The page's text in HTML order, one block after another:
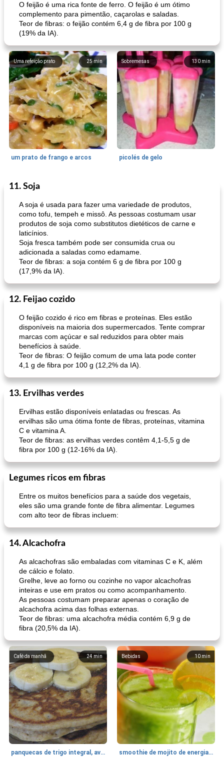
O feijão é uma rica fonte de ferro. O feijão é um ótimo
complemento para pimentão, caçarolas e saladas.
Teor de fibras: o feijão contém 6,4 g de fibra por 100 g
(19% da IA).
25min
Uma refeição prato
um prato de frango e arcos
130 min
Sobremesas
picolés de gelo
Marcas de Confiança: Receitas e
pimentas recheadas de estilo italiano mandelbread
11. Soja
A soja é usada para fazer uma variedade de produtos,
como tofu, tempeh e missô. As pessoas costumam usar
produtos de soja como substitutos dietéticos de carne e
laticínios.
Soja fresca também pode ser consumida crua ou
adicionada a saladas como edamame.
Teor de fibras: a soja contém 6 g de fibra por 100 g
(17,9% da IA).
12. Feijao cozido
O feijão cozido é rico em fibras e proteínas. Eles estão
disponíveis na maioria dos supermercados. Tente comprar
marcas com açúcar e sal reduzidos para obter mais
benefícios à saúde.
Teor de fibras: O feijão comum de uma lata pode conter
4,1 g de fibra por 100 g (12,2% da IA).
13. Ervilhas verdes
Ervilhas estão disponíveis enlatadas ou frescas. As
ervilhas são uma ótima fonte de fibras, proteínas, vitamina
C e vitamina A.
Teor de fibras: as ervilhas verdes contêm 4,1-5,5 g de
fibra por 100 g (12-16% da IA).
Legumes ricos em fibras
Entre os muitos benefícios para a saúde dos vegetais,
eles são uma grande fonte de fibra alimentar. Legumes
com alto teor de fibras incluem:
14. Alcachofra
As alcachofras são embaladas com vitaminas C e K, além
de cálcio e folato.
Grelhe, leve ao forno ou cozinhe no vapor alcachofras
inteiras e use em pratos ou como acompanhamento.
As pessoas costumam preparar apenas o coração de
alcachofra acima das folhas externas.
Teor de fibras: uma alcachofra média contém 6,9 g de
fibra (20,5% da IA).
24 min
Café da manhã
panquecas de trigo integral, aveia e banana
10 min
Bebidas
smoothie de mojito de energia verde